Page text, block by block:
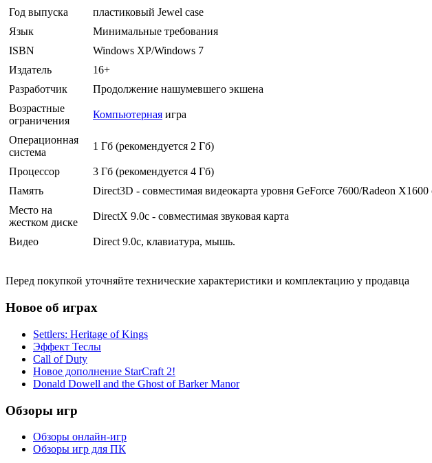
Год выпуска
пластиковый Jewel case
Язык
Минимальные требования
ISBN
Windows XP/Windows 7
Издатель
16+
Разработчик
Продолжение нашумевшего экшена
Возрастные
ограничения
Компьютерная игра
Операционная
система
1 Гб (рекомендуется 2 Гб)
Процессор
3 Гб (рекомендуется 4 Гб)
Память
Direct3D - совместимая видеокарта уровня GeForce 7600/Radeon
Место на
жестком диске
DirectX 9.0c - совместимая звуковая карта
Видео Direct 9.0c, клавиатура, мышь.
Перед покупкой уточняйте технические характеристики и комплектацию у продавца
Новое об играх
Settlers: Heritage of Kings
Эффект Теслы
Call of Duty
Новое дополнение StarCraft 2!
Donald Dowell and the Ghost of Barker Manor
Обзоры игр
Обзоры онлайн-игр
Обзоры игр для ПК